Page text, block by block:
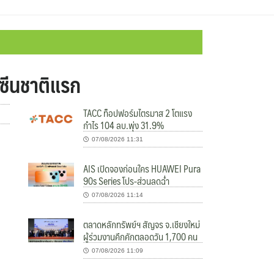
นชาติแรก
TACC ท็อปฟอร์มไตรมาส 2 โตแรง
กำไร 104 ลบ.พุ่ง 31.9%
07/08/2026 11:31
AIS เปิดจองก่อนใคร HUAWEI Pura
90s Series โปร-ส่วนลดฉ่ำ
07/08/2026 11:14
ตลาดหลักทรัพย์ฯ สัญจร จ.เชียงใหม่
ผู้ร่วมงานคึกคักตลอดวัน 1,700 คน
07/08/2026 11:09